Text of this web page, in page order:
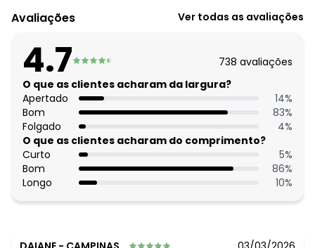
O preço apresentado abaixo é o menor oferecido em
algum dia do mês, para o menor tamanho disponível.
julho/2026 N/D*
junho/2026 R$ 94,99
maio/2026
abril/2026 R$ 94,99
março/2026 N/D*
fevereiro/2026 N/D*
Avaliações Ver todas as avaliações
4.7 738 avaliações
O que as clientes acharam da largura?
Apertado
14%
Bom
83%
Folgado
4%
O que as clientes acharam do comprimento?
Curto
5%
Bom
86%
Longo
10%